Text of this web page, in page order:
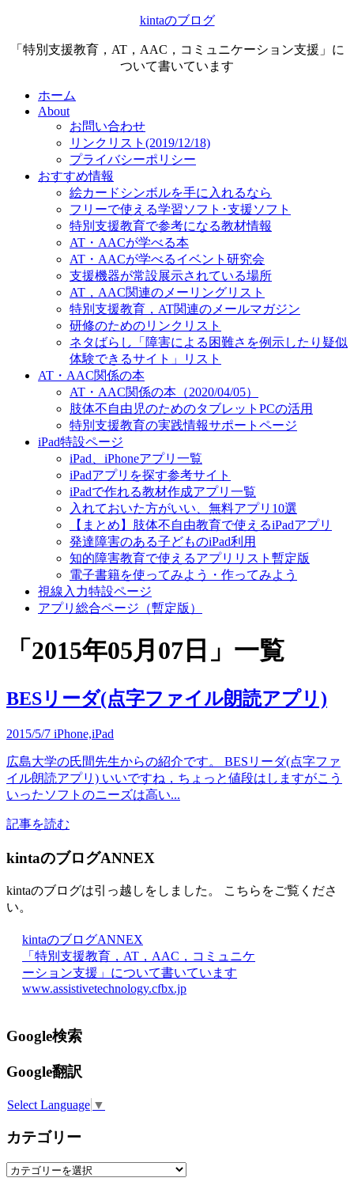
kintaのブログ
「特別支援教育，AT，AAC，コミュニケーション支援」に
ついて書いています
ホーム
About
お問い合わせ
リンクリスト(2019/12/18)
プライバシーポリシー
おすすめ情報
絵カードシンボルを手に入れるなら
フリーで使える学習ソフト･支援ソフト
特別支援教育で参考になる教材情報
AT・AACが学べる本
AT・AACが学べるイベント研究会
支援機器が常設展示されている場所
AT，AAC関連のメーリングリスト
特別支援教育，AT関連のメールマガジン
研修のためのリンクリスト
ネタばらし「障害による困難さを例示したり疑似
体験できるサイト」リスト
AT・AAC関係の本
AT・AAC関係の本（2020/04/05）
肢体不自由児のためのタブレットPCの活用
特別支援教育の実践情報サポートページ
iPad特設ページ
iPad、iPhoneアプリ一覧
iPadアプリを探す参考サイト
iPadで作れる教材作成アプリ一覧
入れておいた方がいい、無料アプリ10選
【まとめ】肢体不自由教育で使えるiPadアプリ
発達障害のある子どものiPad利用
知的障害教育で使えるアプリリスト暫定版
電子書籍を使ってみよう・作ってみよう
視線入力特設ページ
アプリ総合ページ（暫定版）
「 2015年05月07日 」 一覧
BESリーダ(点字ファイル朗読アプリ)
2015/5/7 iPhone,iPad
広島大学の氏間先生からの紹介です。 BESリーダ(点字ファ
イル朗読アプリ) いいですね，ちょっと値段はしますがこう
いったソフトのニーズは高い...
記事を読む
kintaのブログANNEX
kintaのブログは引っ越しをしました。 こちらをご覧くださ
い。
kintaのブログANNEX
「特別支援教育，AT，AAC，コミュニケ
ーション支援」について書いています
www.assistivetechnology.cfbx.jp
Google検索
Google翻訳
Select Language ▼
カテゴリー
カ